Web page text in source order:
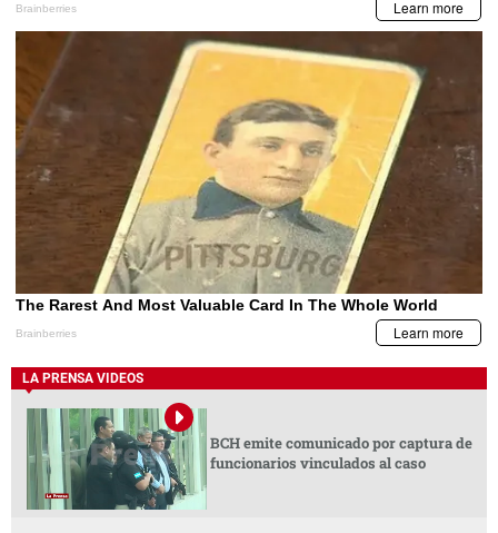
LA PRENSA VIDEOS
BCH emite comunicado por captura de
funcionarios vinculados al caso